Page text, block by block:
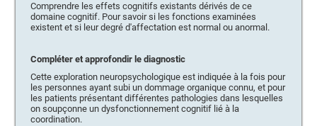
Comprendre les effets cognitifs existants dérivés de ce
domaine cognitif. Pour savoir si les fonctions examinées
existent et si leur degré d'affectation est normal ou anormal.
Compléter et approfondir le diagnostic
Cette exploration neuropsychologique est indiquée à la fois pour
les personnes ayant subi un dommage organique connu, et pour
les patients présentant différentes pathologies dans lesquelles
on soupçonne un dysfonctionnement cognitif lié à la
coordination.